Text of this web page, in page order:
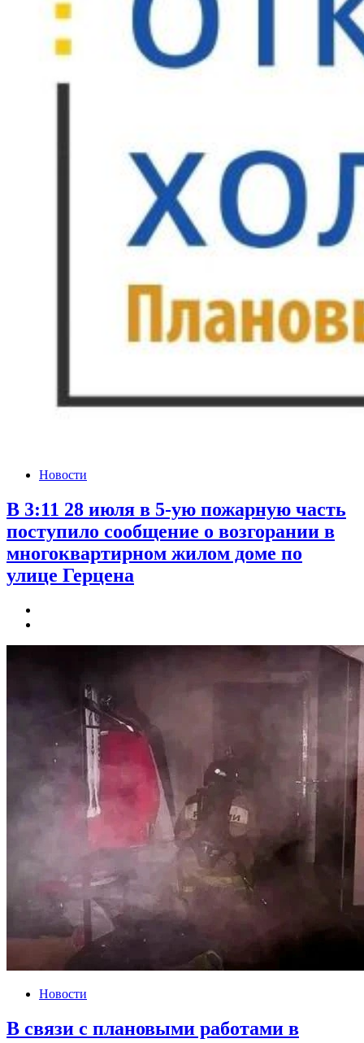
Новости
В 3:11 28 июля в 5-ую пожарную часть
поступило сообщение о возгорании в
многоквартирном жилом доме по
улице Герцена
Новости
В связи с плановыми работами в